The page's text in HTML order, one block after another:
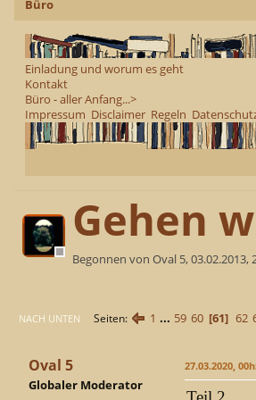
Büro
Einladung und worum es geht
Kontakt
Büro - aller Anfang...>
Impressum Disclaimer Regeln
Gehen
Begonnen von Oval 5, 03.02.2013,
NACH UNTEN Seiten 1 ... 59 60 61 62
Oval 5
Globaler Moderator
27.03.2020,